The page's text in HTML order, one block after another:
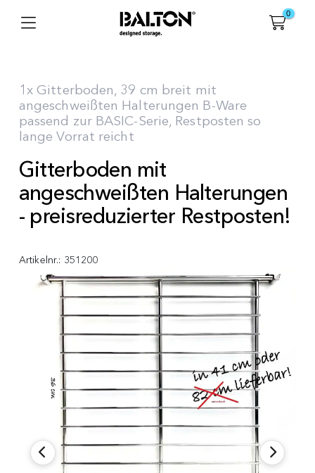
0
1x Gitterboden, 39 cm breit mit
angeschweißten Halterungen B-Ware
passend zur BASIC-Serie, Restposten so
lange Vorrat reicht
Gitterboden mit
angeschweißten Halterungen
- preisreduzierter Restposten!
Artikelnr.: 351200